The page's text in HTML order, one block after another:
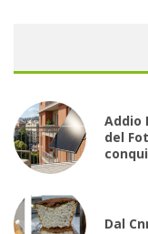
Addio
del
Dal